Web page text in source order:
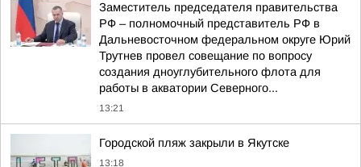
Заместитель председателя правительства
РФ – полномочный представитель РФ в
Дальневосточном федеральном округе Юрий
Трутнев провел совещание по вопросу
создания дноуглубительного флота для
работы в акватории Северного...
13:21
Городской пляж закрыли в Якутске
13:18